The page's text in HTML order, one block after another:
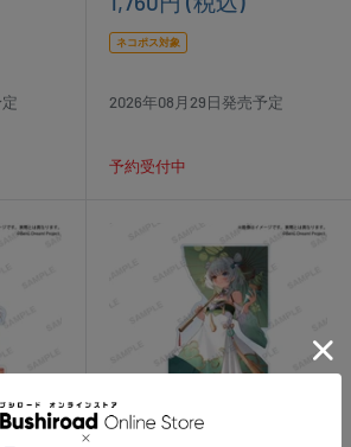
価
ネコポス対象
2026年08月29日発売予定
予約受付中